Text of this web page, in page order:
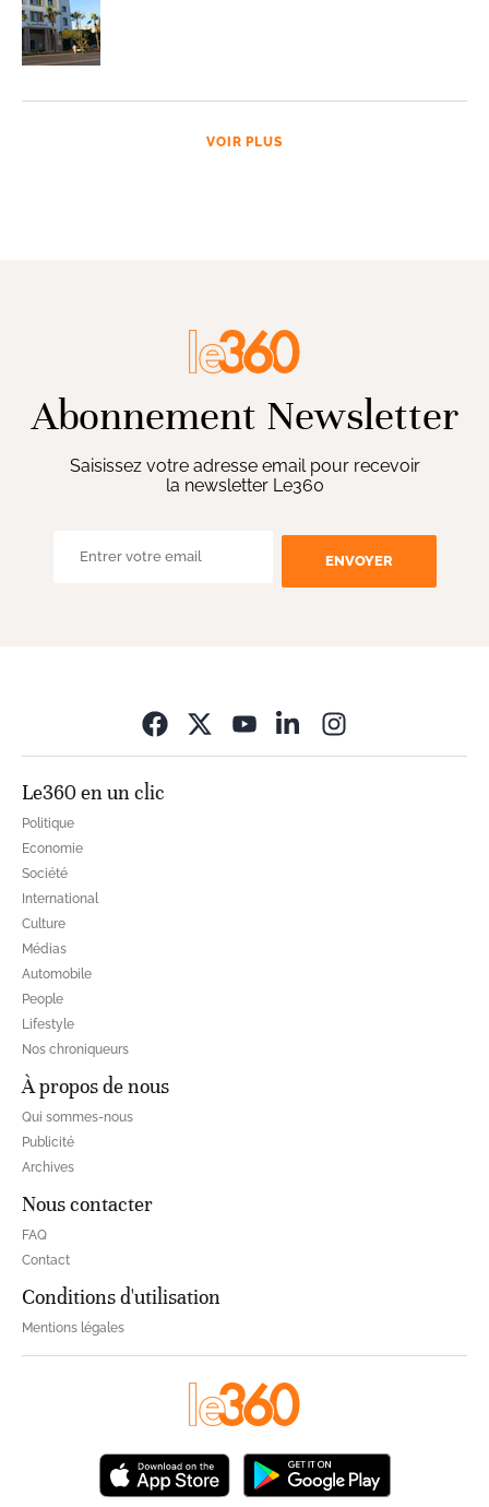
VOIR PLUS
Abonnement Newsletter
Saisissez votre adresse email pour recevoir
la newsletter Le360
ENVOYER
Le360 en un clic
Politique
Economie
Société
International
Culture
Médias
Automobile
People
Lifestyle
Nos chroniqueurs
À propos de nous
Qui sommes-nous
Publicité
Archives
Nous contacter
FAQ
Contact
Conditions d'utilisation
Mentions légales